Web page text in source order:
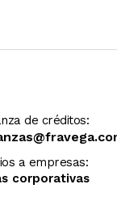
de créditos:
a empresas:
corporativas